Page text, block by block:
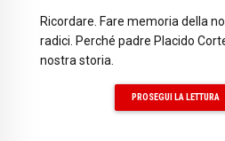
Ricordare. Fare memoria della
radici. Perché padre Placido
nostra storia.
PROSEGUI LA LETTURA